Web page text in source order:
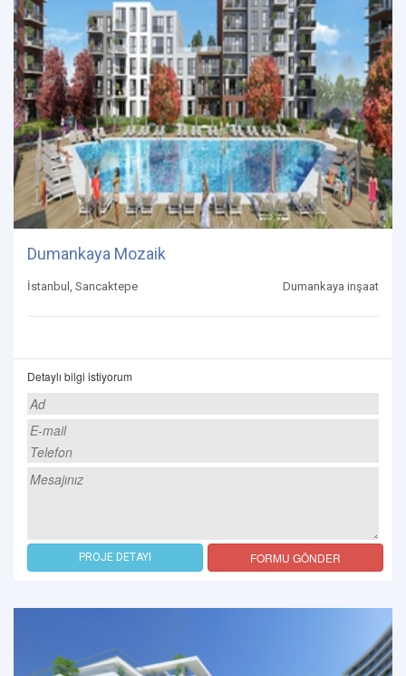
Dumankaya Mozaik
İstanbul, Sancaktepe Dumankaya inşaat
Detaylı bilgi istiyorum
PROJE DETAYI FORMU GÖNDER